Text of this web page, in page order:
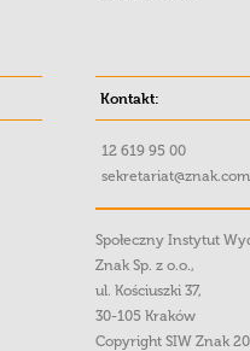
Kontakt:
12 619 95 00
Społeczny Instytut
Znak Sp. z o.o.,
ul. Kościuszki 37,
30-105 Kraków
Copyright SIW Znak